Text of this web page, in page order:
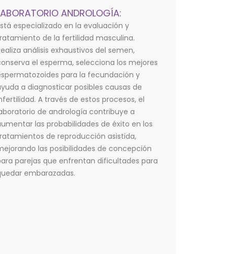
ANDROLOGÍA:
especializado en la evaluación y
de la fertilidad masculina.
análisis exhaustivos del semen,
el esperma, selecciona los mejores
para la fecundación y
a diagnosticar posibles causas de
A través de estos procesos, el
de andrología contribuye a
las probabilidades de éxito en los
de reproducción asistida,
las posibilidades de concepción
parejas que enfrentan dificultades para
embarazadas.